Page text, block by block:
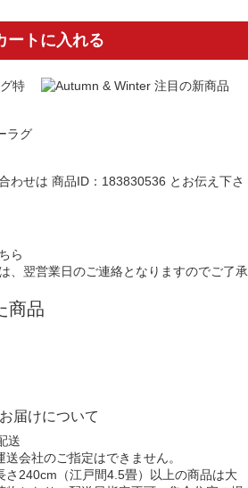
ートに入れる
わせは 商品ID：183830536 とお伝え下さ
ら
、翌営業日のご連絡となりますのでご了承
商品
お届けについて
送会社のご指定はできません。
さ240cm（江戸間4.5畳）以上の商品は大